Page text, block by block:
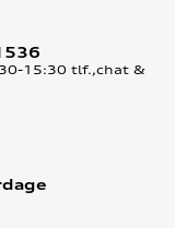
15:30 tlf.,chat &